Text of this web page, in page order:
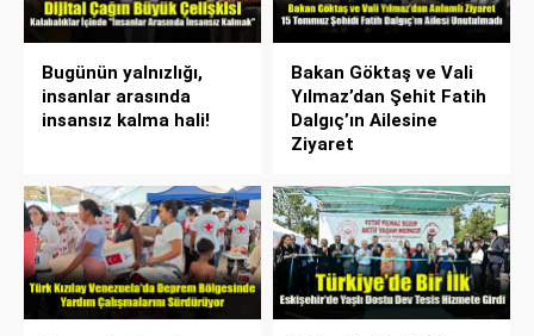
Bugünün yalnızlığı,
insanlar arasında
insansız kalma hali!
Bakan Göktaş ve Vali
Yılmaz’dan Şehit Fatih
Dalgıç’ın Ailesine
Ziyaret